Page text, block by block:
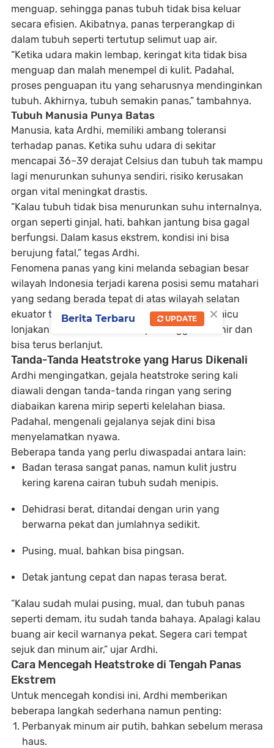
menguap, sehingga panas tubuh tidak bisa keluar
secara efisien. Akibatnya, panas terperangkap di
dalam tubuh seperti tertutup selimut uap air.
“Ketika udara makin lembap, keringat kita tidak bisa
menguap dan malah menempel di kulit. Padahal,
proses penguapan itu yang seharusnya mendinginkan
tubuh. Akhirnya, tubuh semakin panas,” tambahnya.
Tubuh Manusia Punya Batas
Manusia, kata Ardhi, memiliki ambang toleransi
terhadap panas. Ketika suhu udara di sekitar
mencapai 36–39 derajat Celsius dan tubuh tak mampu
lagi menurunkan suhunya sendiri, risiko kerusakan
organ vital meningkat drastis.
“Kalau tubuh tidak bisa menurunkan suhu internalnya,
organ seperti ginjal, hati, bahkan jantung bisa gagal
berfungsi. Dalam kasus ekstrem, kondisi ini bisa
berujung fatal,” tegas Ardhi.
Fenomena panas yang kini melanda sebagian besar
wilayah Indonesia terjadi karena posisi semu matahari
yang sedang berada tepat di atas wilayah selatan
ekuator termasuk Pulau Jawa. Kondisi ini memicu
lonjakan suhu selama beberapa minggu terakhir dan
bisa terus berlanjut.
Tanda-Tanda Heatstroke yang Harus Dikenali
Ardhi mengingatkan, gejala heatstroke sering kali
diawali dengan tanda-tanda ringan yang sering
diabaikan karena mirip seperti kelelahan biasa.
Padahal, mengenali gejalanya sejak dini bisa
menyelamatkan nyawa.
Beberapa tanda yang perlu diwaspadai antara lain:
Badan terasa sangat panas, namun kulit justru
kering karena cairan tubuh sudah menipis.
Dehidrasi berat, ditandai dengan urin yang
berwarna pekat dan jumlahnya sedikit.
Pusing, mual, bahkan bisa pingsan.
Detak jantung cepat dan napas terasa berat.
“Kalau sudah mulai pusing, mual, dan tubuh panas
seperti demam, itu sudah tanda bahaya. Apalagi kalau
buang air kecil warnanya pekat. Segera cari tempat
sejuk dan minum air,” ujar Ardhi.
Cara Mencegah Heatstroke di Tengah Panas
Ekstrem
Untuk mencegah kondisi ini, Ardhi memberikan
beberapa langkah sederhana namun penting:
Perbanyak minum air putih, bahkan sebelum merasa
haus.
×
Berita Terbaru UPDATE